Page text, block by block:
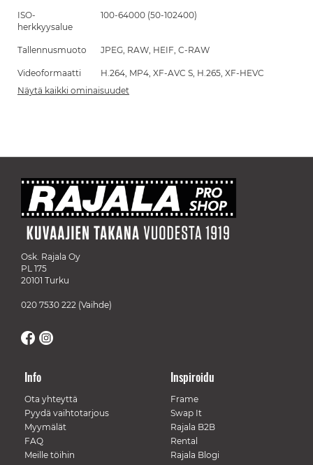
ISO-
herkkyysalue
100-64000 (50-102400)
Tallennusmuoto JPEG, RAW, HEIF, C-RAW
Videoformaatti
H.264, MP4, XF-AVC S, H.265, XF-HEVC
Näytä kaikki ominaisuudet
Osk. Rajala Oy
PL 175
20101 Turku
020 7530 222 (Vaihde)
Info
Ota yhteyttä
Pyydä vaihtotarjous
Myymälät
FAQ
Meille töihin
Inspiroidu
Frame
Swap It
Rajala B2B
Rental
Rajala Blogi